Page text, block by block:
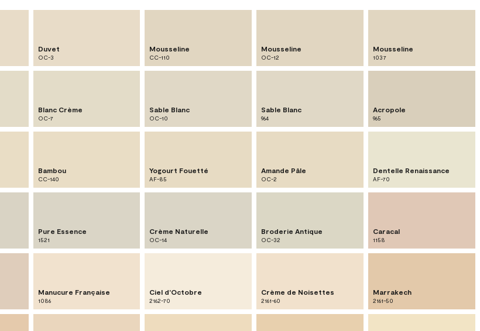
Duvet
OC-3
Mousseline
CC-110
Mousseline
OC-12
Mousseline
1037
Blanc Crème
OC-7
Sable Blanc
OC-10
Sable Blanc
964
Acropole
965
Bambou
CC-140
Yogourt Fouetté
AF-85
Amande Pâle
OC-2
Dentelle Renaissance
AF-70
Pure Essence
1521
Crème Naturelle
OC-14
Broderie Antique
OC-32
Caracal
1158
Manucure Française
1086
Ciel d'Octobre
2162-70
Crème de Noisettes
2161-60
Marrakech
2161-50